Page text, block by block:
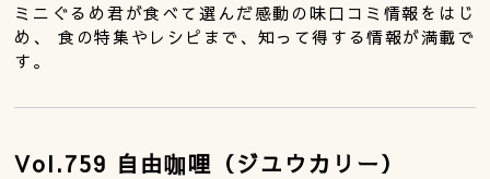
ミニぐるめ君が食べて選んだ感動の味口コミ情報をはじ
め、 食の特集やレシピまで、知って得する情報が満載で
す。
Vol.759 自由咖哩（ジユウカリー）